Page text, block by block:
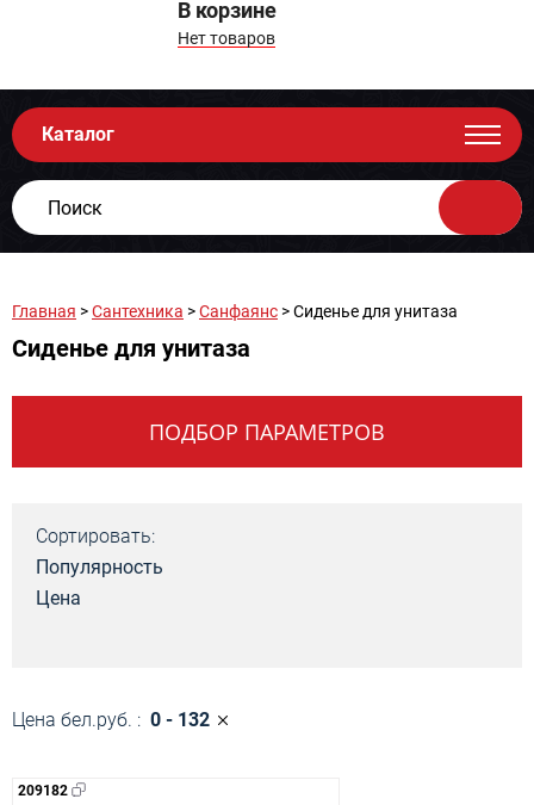
В корзине
Нет товаров
Каталог
Главная >Сантехника >Санфаянс > Сиденье для унитаза
Сиденье для унитаза
ПОДБОР ПАРАМЕТРОВ
Сортировать:
Популярность
Цена
Цена бел.руб. : 0 - 132
209182